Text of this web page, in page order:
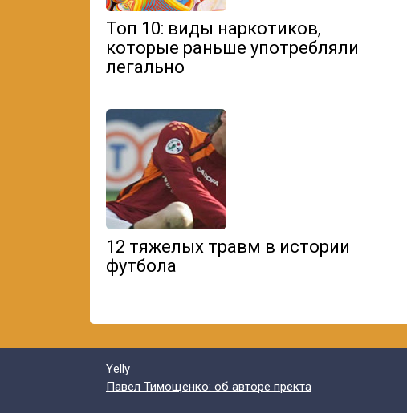
Топ 10: виды наркотиков,
которые раньше употребляли
легально
12 тяжелых травм в истории
футбола
Yelly
Павел Тимощенко: об авторе пректа